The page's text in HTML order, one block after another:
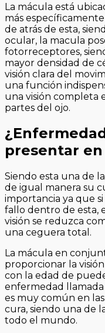
La mácula está
más
de atrás de esta,
ocular, la macula
fotorreceptores,
mayor densidad de
visión clara del
una función
una visión completa
partes del ojo.
presentar
Siendo esta una de
de igual manera su
importancia ya que
fallo dentro de esta,
visión se reduzca
una ceguera total.
La mácula en
proporcionar la
con la edad de
enfermedad llamada
es muy común en
cura, siendo una de
todo el mundo.